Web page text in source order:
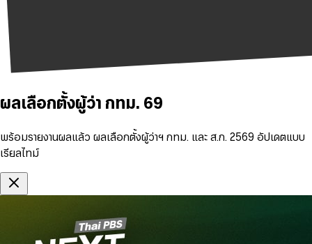
ผลเลือกตั้งผู้ว่า กทม. 69
พร้อมรายงานผลแล้ว ผลเลือกตั้งผู้ว่าฯ กทม. และ ส.ก. 2569 อัปเดตแบบ
เรียลไทม์